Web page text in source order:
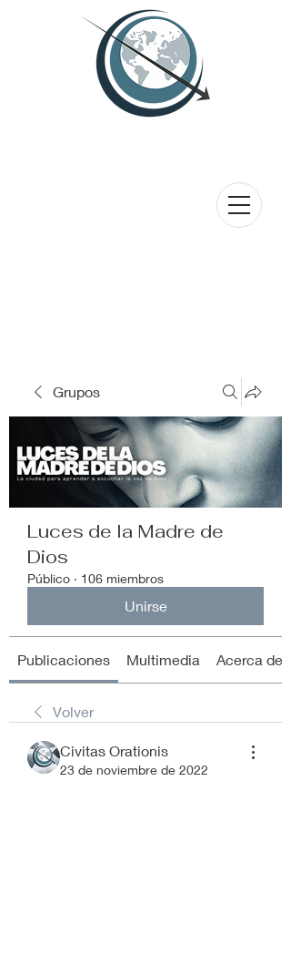
Grupos
Luces de la Madre de
Dios
Público · 106 miembros
Unirse
Publicaciones Multimedia Acerca de
Volver
Civitas Orationis
23 de noviembre de 2022